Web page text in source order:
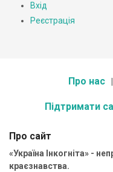
Вхід
Реєстрація
Про нас
Підтримати
Про сайт
«Україна Інкогніта» -
краєзнавства.